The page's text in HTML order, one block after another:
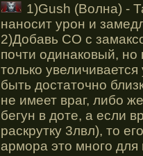
1)Gush (Волна) -
наносит урон и
2)Добавь СО с
почти одинаковый, но
только
быть достаточно
не имеет враг, либо
бегун в доте, а если
раскрутку 3лвл), то
армора это много